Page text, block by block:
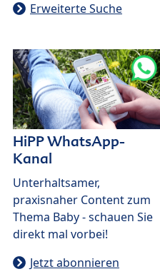
Erweiterte Suche
HiPP WhatsApp-
Kanal
Unterhaltsamer,
praxisnaher Content zum
Thema Baby - schauen Sie
direkt mal vorbei!
Jetzt abonnieren